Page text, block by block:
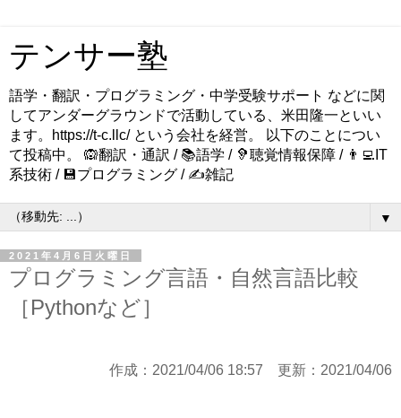
テンサー塾
語学・翻訳・プログラミング・中学受験サポート などに関
してアンダーグラウンドで活動している、米田隆一といい
ます。https://t-c.llc/ という会社を経営。 以下のことについ
て投稿中。 🙉翻訳・通訳 / 📚語学 / 🦻聴覚情報保障 / 👨‍💻IT
系技術 / 💾プログラミング / ✍️雑記
▼
2021年4月6日火曜日
プログラミング言語・自然言語比較
［Pythonなど］
作成：2021/04/06 18:57 更新：2021/04/06